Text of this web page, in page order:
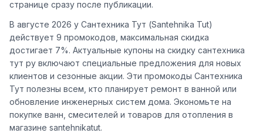
странице сразу после публикации.
В августе 2026 у Сантехника Тут (Santehnika Tut)
действует 9 промокодов, максимальная скидка
достигает 7%. Актуальные купоны на скидку сантехника
тут ру включают специальные предложения для новых
клиентов и сезонные акции. Эти промокоды Сантехника
Тут полезны всем, кто планирует ремонт в ванной или
обновление инженерных систем дома. Экономьте на
покупке ванн, смесителей и товаров для отопления в
магазине santehnikatut.